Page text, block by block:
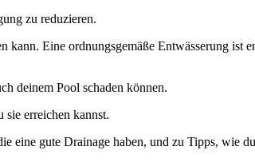
zu reduzieren.
Eine ordnungsgemäße Entwässerung ist
deinem Pool schaden können.
erreichen kannst.
eine gute Drainage haben, und zu Tipps, wie